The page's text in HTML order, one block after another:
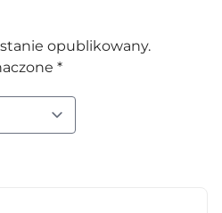
opublikowany.
*